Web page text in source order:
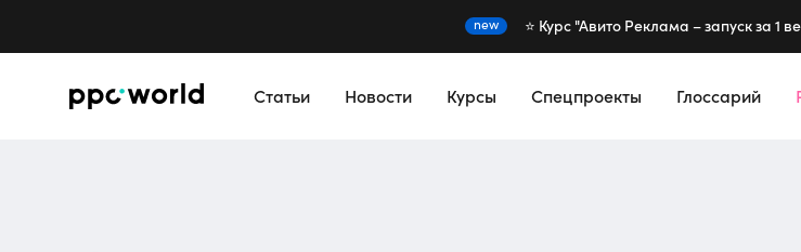
new ⭐️ Курс "Авито Реклама – запуск за 1
Статьи Новости Курсы Спецпроекты Глоссарий